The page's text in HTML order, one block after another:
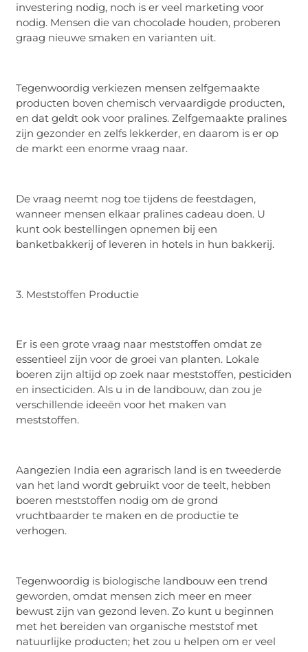
investering nodig, noch is er veel marketing voor
nodig. Mensen die van chocolade houden, proberen
graag nieuwe smaken en varianten uit.
Tegenwoordig verkiezen mensen zelfgemaakte
producten boven chemisch vervaardigde producten,
en dat geldt ook voor pralines. Zelfgemaakte pralines
zijn gezonder en zelfs lekkerder, en daarom is er op
de markt een enorme vraag naar.
De vraag neemt nog toe tijdens de feestdagen,
wanneer mensen elkaar pralines cadeau doen. U
kunt ook bestellingen opnemen bij een
banketbakkerij of leveren in hotels in hun bakkerij.
3. Meststoffen Productie
Er is een grote vraag naar meststoffen omdat ze
essentieel zijn voor de groei van planten. Lokale
boeren zijn altijd op zoek naar meststoffen, pesticiden
en insecticiden. Als u in de landbouw, dan zou je
verschillende ideeën voor het maken van
meststoffen.
Aangezien India een agrarisch land is en tweederde
van het land wordt gebruikt voor de teelt, hebben
boeren meststoffen nodig om de grond
vruchtbaarder te maken en de productie te
verhogen.
Tegenwoordig is biologische landbouw een trend
geworden, omdat mensen zich meer en meer
bewust zijn van gezond leven. Zo kunt u beginnen
met het bereiden van organische meststof met
natuurlijke producten; het zou u helpen om er veel